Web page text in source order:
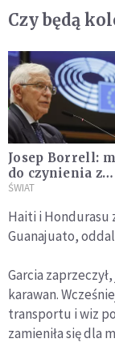
Czy będą
Josep Borrell:
do czynienia z
potencjalnym
migracyjnym
ŚWIAT
Haiti i Hondurasu
Guanajuato,
Garcia
karawan.
transportu i wiz
zamieniła się dla